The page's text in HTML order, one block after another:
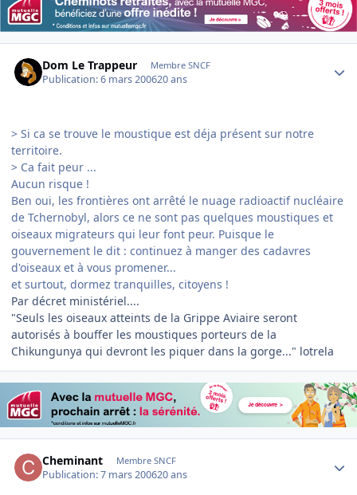
Dom Le Trappeur Membre SNCF
Publication:6 mars 200620 ans
> Si ca se trouve le moustique est déja présent sur notre
territoire.
> Ca fait peur ...
Aucun risque !
Ben oui, les frontières ont arrêté le nuage radioactif nucléaire
de Tchernobyl, alors ce ne sont pas quelques moustiques et
oiseaux migrateurs qui leur font peur. Puisque le
gouvernement le dit : continuez à manger des cadavres
d'oiseaux et à vous promener...
et surtout, dormez tranquilles, citoyens !
Par décret ministériel....
"Seuls les oiseaux atteints de la Grippe Aviaire seront
autorisés à bouffer les moustiques porteurs de la
Chikungunya qui devront les piquer dans la gorge..." lotrela
Cheminant Membre SNCF
Publication:7 mars 200620 ans